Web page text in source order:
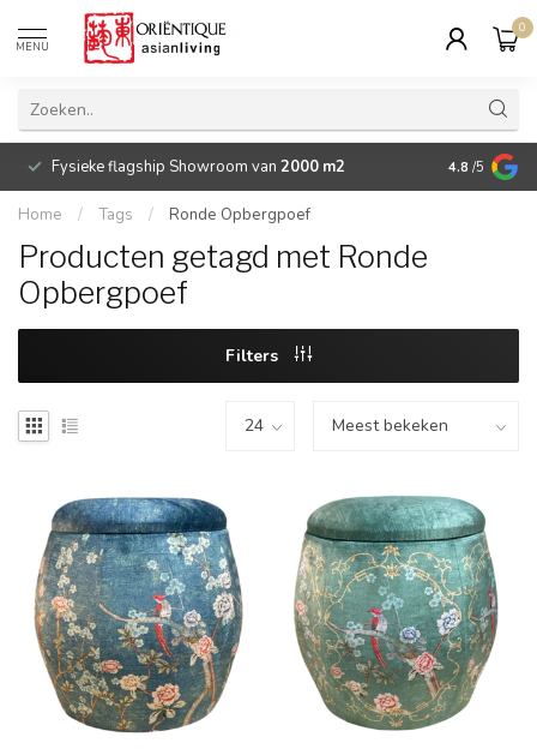
MENU
0
Fysieke flagship Showroom van 2000 m2 Betaalbare
4.8 /5
Home / Tags / Ronde Opbergpoef
Producten getagd met Ronde
Opbergpoef
Filters